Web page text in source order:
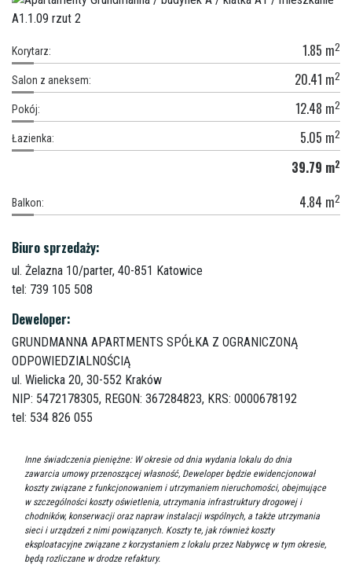
Korytarz: 1.85 m2
Salon z aneksem: 20.41 m2
Pokój: 12.48 m2
Łazienka: 5.05 m2
39.79 m2
Balkon: 4.84 m2
Biuro sprzedaży:
ul. Żelazna 10/parter, 40-851 Katowice
tel: 739 105 508
Deweloper:
GRUNDMANNA APARTMENTS SPÓŁKA Z OGRANICZONĄ
ODPOWIEDZIALNOŚCIĄ
ul. Wielicka 20, 30-552 Kraków
NIP: 5472178305, REGON: 367284823, KRS: 0000678192
tel: 534 826 055
Inne świadczenia pieniężne: W okresie od dnia wydania lokalu do dnia
zawarcia umowy przenoszącej własność, Deweloper będzie ewidencjonował
koszty związane z funkcjonowaniem i utrzymaniem nieruchomości, obejmujące
w szczególności koszty oświetlenia, utrzymania infrastruktury drogowej i
chodników, konserwacji oraz napraw instalacji wspólnych, a także utrzymania
sieci i urządzeń z nimi powiązanych. Koszty te, jak również koszty
eksploatacyjne związane z korzystaniem z lokalu przez Nabywcę w tym okresie,
będą rozliczane w drodze refaktury.